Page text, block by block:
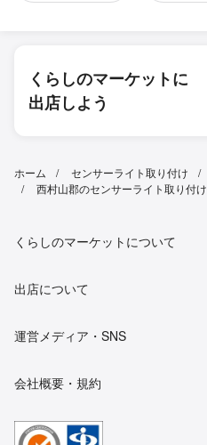
くらしのマーケットに
出店しよう
ホーム センサーライト取り付け
西村山郡のセンサーライト取り付け
くらしのマーケットについて
出店について
運営メディア・SNS
会社概要・規約